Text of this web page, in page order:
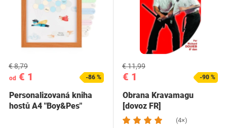
od € 1
€ 8,79
-86 %
Personalizovaná kniha
hostů A4 "Boy&Pes"
€ 1
€ 11,99
-90 %
Obrana Kravamagu
[dovoz FR]
(4×)